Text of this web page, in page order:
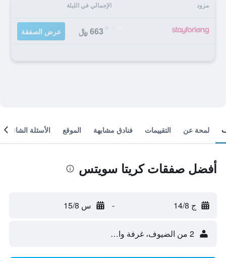
مزود الإجمالي في الليلة
663 ﷼ عرض الصفقة
لمحة عن التقييمات فنادق مشابهة الموقع الأسئلة الشائعة
أفضل صفقات كريتا سويتس
ج 14/8 - س 15/8
2 من الضيوف، غرفة واحدة